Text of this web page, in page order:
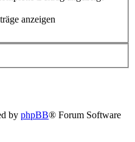
anzeigen
by phpBB® Forum Software